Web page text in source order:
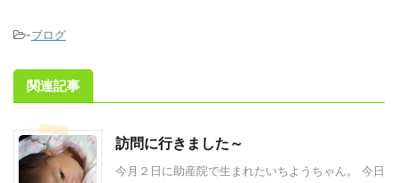
-ブログ
関連記事
訪問に行きました～
今月２日に助産院で生まれたいちようちゃん。 今日